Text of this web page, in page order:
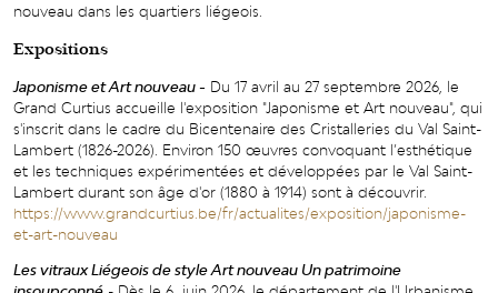
nouveau dans les quartiers liégeois.
Expositions
Japonisme et Art nouveau- Du 17 avril au 27 septembre 2026, le
Grand Curtius accueille l'exposition "Japonisme et Art nouveau", qui
s'inscrit dans le cadre du Bicentenaire des Cristalleries du Val Saint-
Lambert (1826-2026). Environ 150 œuvres convoquant l’esthétique
et les techniques expérimentées et développées par le Val Saint-
Lambert durant son âge d'or (1880 à 1914) sont à découvrir.
https://www.grandcurtius.be/fr/actualites/exposition/japonisme-
et-art-nouveau
Les vitraux Liégeois de style Art nouveau Un patrimoine